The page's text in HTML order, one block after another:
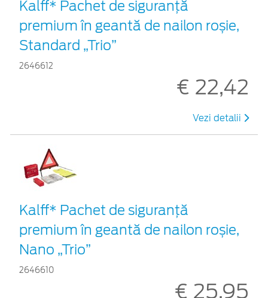
Kalff* Pachet de siguranţă
premium în geantă de nailon roșie,
Standard „Trio”
2646612
€ 22,42
Vezi detalii
Kalff* Pachet de siguranţă
premium în geantă de nailon roșie,
Nano „Trio”
2646610
€ 25,95